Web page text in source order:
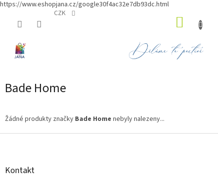
https://www.eshopjana.cz/google30f4ac32e7db93dc.html
CZK
Bade Home
Žádné produkty značky Bade Home nebyly nalezeny...
Z
Kontakt